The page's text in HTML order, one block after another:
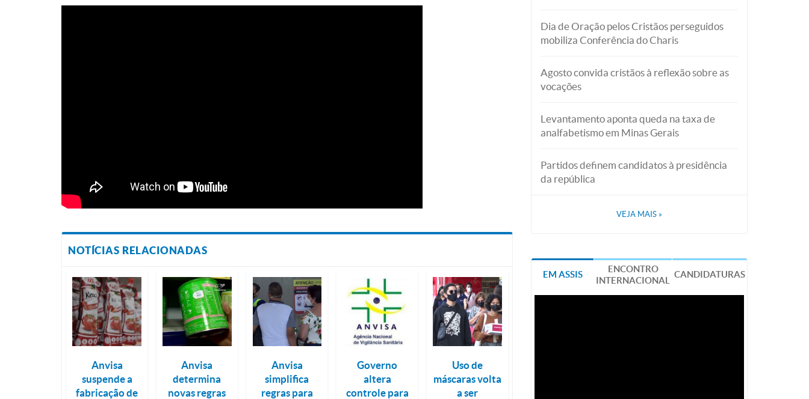
NOTÍCIAS RELACIONADAS
Anvisa
suspende a
fabricação de
Anvisa
determina
novas regras
Anvisa
simplifica
regras para
Governo
altera
controle para
Uso de
máscaras volta
a ser
Dia de Oração pelos Cristãos perseguidos
mobiliza Conferência do Charis
Agosto convida cristãos à reflexão sobre as
vocações
Levantamento aponta queda na taxa de
analfabetismo em Minas Gerais
Partidos definem candidatos à presidência
da república
VEJA MAIS »
EM ASSIS
ENCONTRO
INTERNACIONAL
CANDIDATURAS